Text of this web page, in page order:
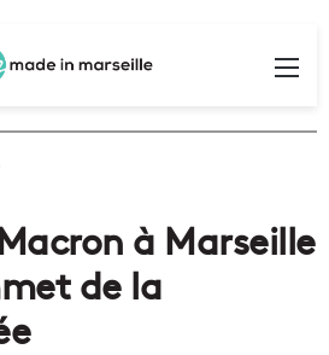
à Marseille
de la